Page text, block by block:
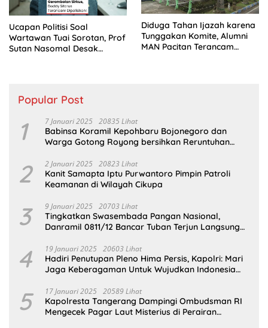
Ucapan Politisi Soal
Wartawan Tuai Sorotan, Prof
Sutan Nasomal Desak
Diduga Tahan Ijazah karena
Tunggakan Komite, Alumni
MAN Pacitan Terancam
Popular Post
1 7 Januari 2025 20835 Lihat
Babinsa Koramil Kepohbaru Bojonegoro dan
Warga Gotong Royong bersihkan Reruntuhan
2 2 Januari 2025 20823 Lihat
Kanit Samapta Iptu Purwantoro Pimpin Patroli
Keamanan di Wilayah Cikupa
3 9 Januari 2025 20703 Lihat
Tingkatkan Swasembada Pangan Nasional,
Danramil 0811/12 Bancar Tuban Terjun Langsung
4 19 Januari 2025 20603 Lihat
Hadiri Penutupan Pleno Hima Persis, Kapolri: Mari
Jaga Keberagaman Untuk Wujudkan Indonesia
5 17 Januari 2025 20589 Lihat
Kapolresta Tangerang Dampingi Ombudsman RI
Mengecek Pagar Laut Misterius di Perairan